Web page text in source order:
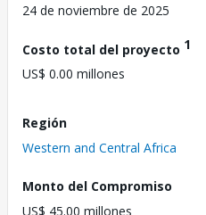
24 de noviembre de 2025
Costo total del proyecto 1
US$ 0.00 millones
Región
Western and Central Africa
Monto del Compromiso
US$ 45.00 millones